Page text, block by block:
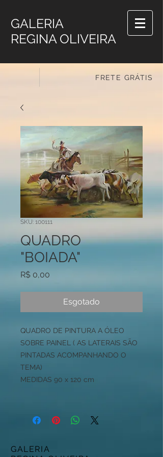
GALERIA
REGINA OLIVEIRA
FRETE GRÁTIS
SKU: 100111
QUADRO
"BOIADA"
R$ 0,00
Esgotado
QUADRO DE PINTURA A ÓLEO
SOBRE PAINEL ( AS LATERAIS SÃO
PINTADAS ACOMPANHANDO O
TEMA)
MEDIDAS 90 x 120 cm
GALERIA